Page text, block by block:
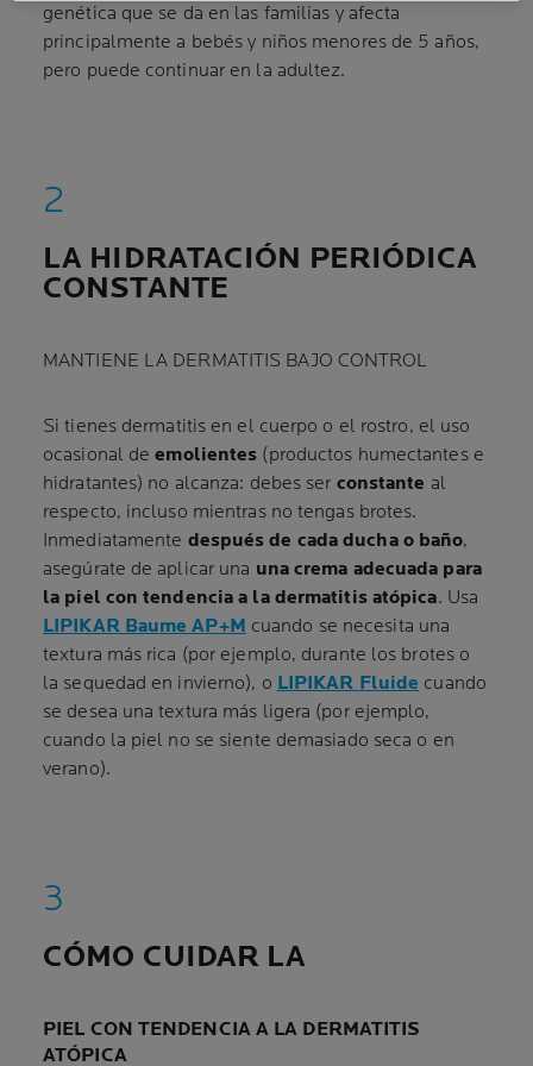
genética que se da en las familias y afecta
principalmente a bebés y niños menores de 5 años,
pero puede continuar en la adultez.
LA HIDRATACIÓN PERIÓDICA
CONSTANTE
MANTIENE LA DERMATITIS BAJO CONTROL
Si tienes dermatitis en el cuerpo o el rostro, el uso
ocasional deemolientes (productos humectantes e
hidratantes) no alcanza: debes ser constante al
respecto, incluso mientras no tengas brotes.
Inmediatamente después de cada ducha o baño,
asegúrate de aplicar una una crema adecuada para
la piel con tendencia a la dermatitis atópica. Usa
LIPIKAR Baume AP+M cuando se necesita una
textura más rica (por ejemplo, durante los brotes o
la sequedad en invierno), o LIPIKAR Fluide cuando
se desea una textura más ligera (por ejemplo,
cuando la piel no se siente demasiado seca o en
verano).
CÓMO CUIDAR LA
PIEL CON TENDENCIA A LA DERMATITIS
ATÓPICA